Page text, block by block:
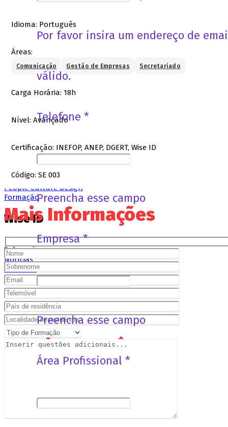
Por favor insira um endereço de
válido.
Telefone *
Preencha esse campo
Empresa *
Preencha esse campo
Área Profissional *
Idioma: Português
Áreas:
Comunicação Gestão de Empresas Secretariado
Carga Horária: 18h
Nível: Avançado
Certificação: INEFOP, ANEP, DGERT, Wise ID
Código: SE 003
Mais Informações
Formação Online
Formação à Medida
Recrutamento
Oportunidades de Emprego
Candidatura Espontânea
Quer desenvolver a sua Carreira?
Empresas
Solicitação de Talento
People Culture Design
Formação
Wise ID
Sobre nós
Notícias
Contatos
Linkedin